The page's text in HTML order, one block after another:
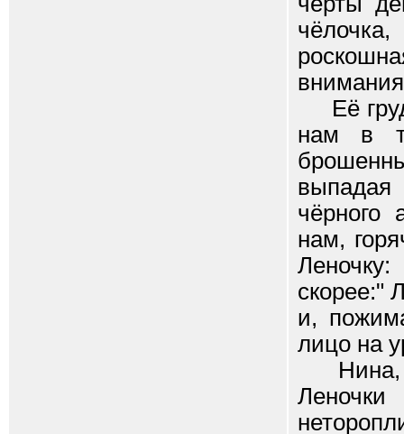
Её
нам в
чёрного
нам,
скорее:"
и,
лицо на
Нина,